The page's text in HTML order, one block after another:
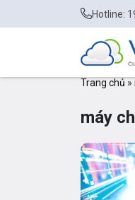
Hotline:
Trang chủ »
máy